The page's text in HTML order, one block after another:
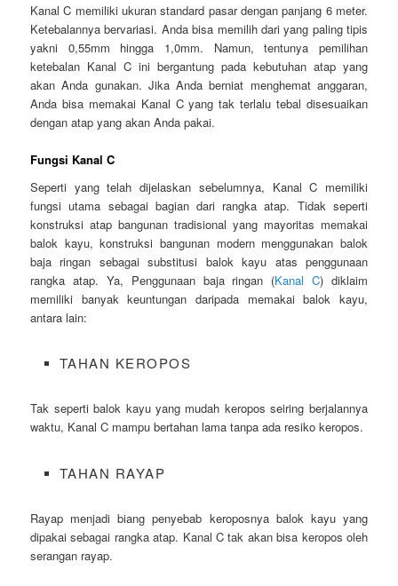
Kanal C memiliki ukuran standard pasar dengan panjang 6 meter.
Ketebalannya bervariasi. Anda bisa memilih dari yang paling tipis
yakni 0,55mm hingga 1,0mm. Namun, tentunya pemilihan
ketebalan Kanal C ini bergantung pada kebutuhan atap yang
akan Anda gunakan. Jika Anda berniat menghemat anggaran,
Anda bisa memakai Kanal C yang tak terlalu tebal disesuaikan
dengan atap yang akan Anda pakai.
Fungsi Kanal C
Seperti yang telah dijelaskan sebelumnya, Kanal C memiliki
fungsi utama sebagai bagian dari rangka atap. Tidak seperti
konstruksi atap bangunan tradisional yang mayoritas memakai
balok kayu, konstruksi bangunan modern menggunakan balok
baja ringan sebagai substitusi balok kayu atas penggunaan
rangka atap. Ya, Penggunaan baja ringan (Kanal C) diklaim
memiliki banyak keuntungan daripada memakai balok kayu,
antara lain:
TAHAN KEROPOS
Tak seperti balok kayu yang mudah keropos seiring berjalannya
waktu, Kanal C mampu bertahan lama tanpa ada resiko keropos.
TAHAN RAYAP
Rayap menjadi biang penyebab keroposnya balok kayu yang
dipakai sebagai rangka atap. Kanal C tak akan bisa keropos oleh
serangan rayap.